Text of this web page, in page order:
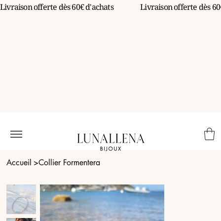
Accueil >Collier Formentera
Livraison offerte dès 60€ d'achats